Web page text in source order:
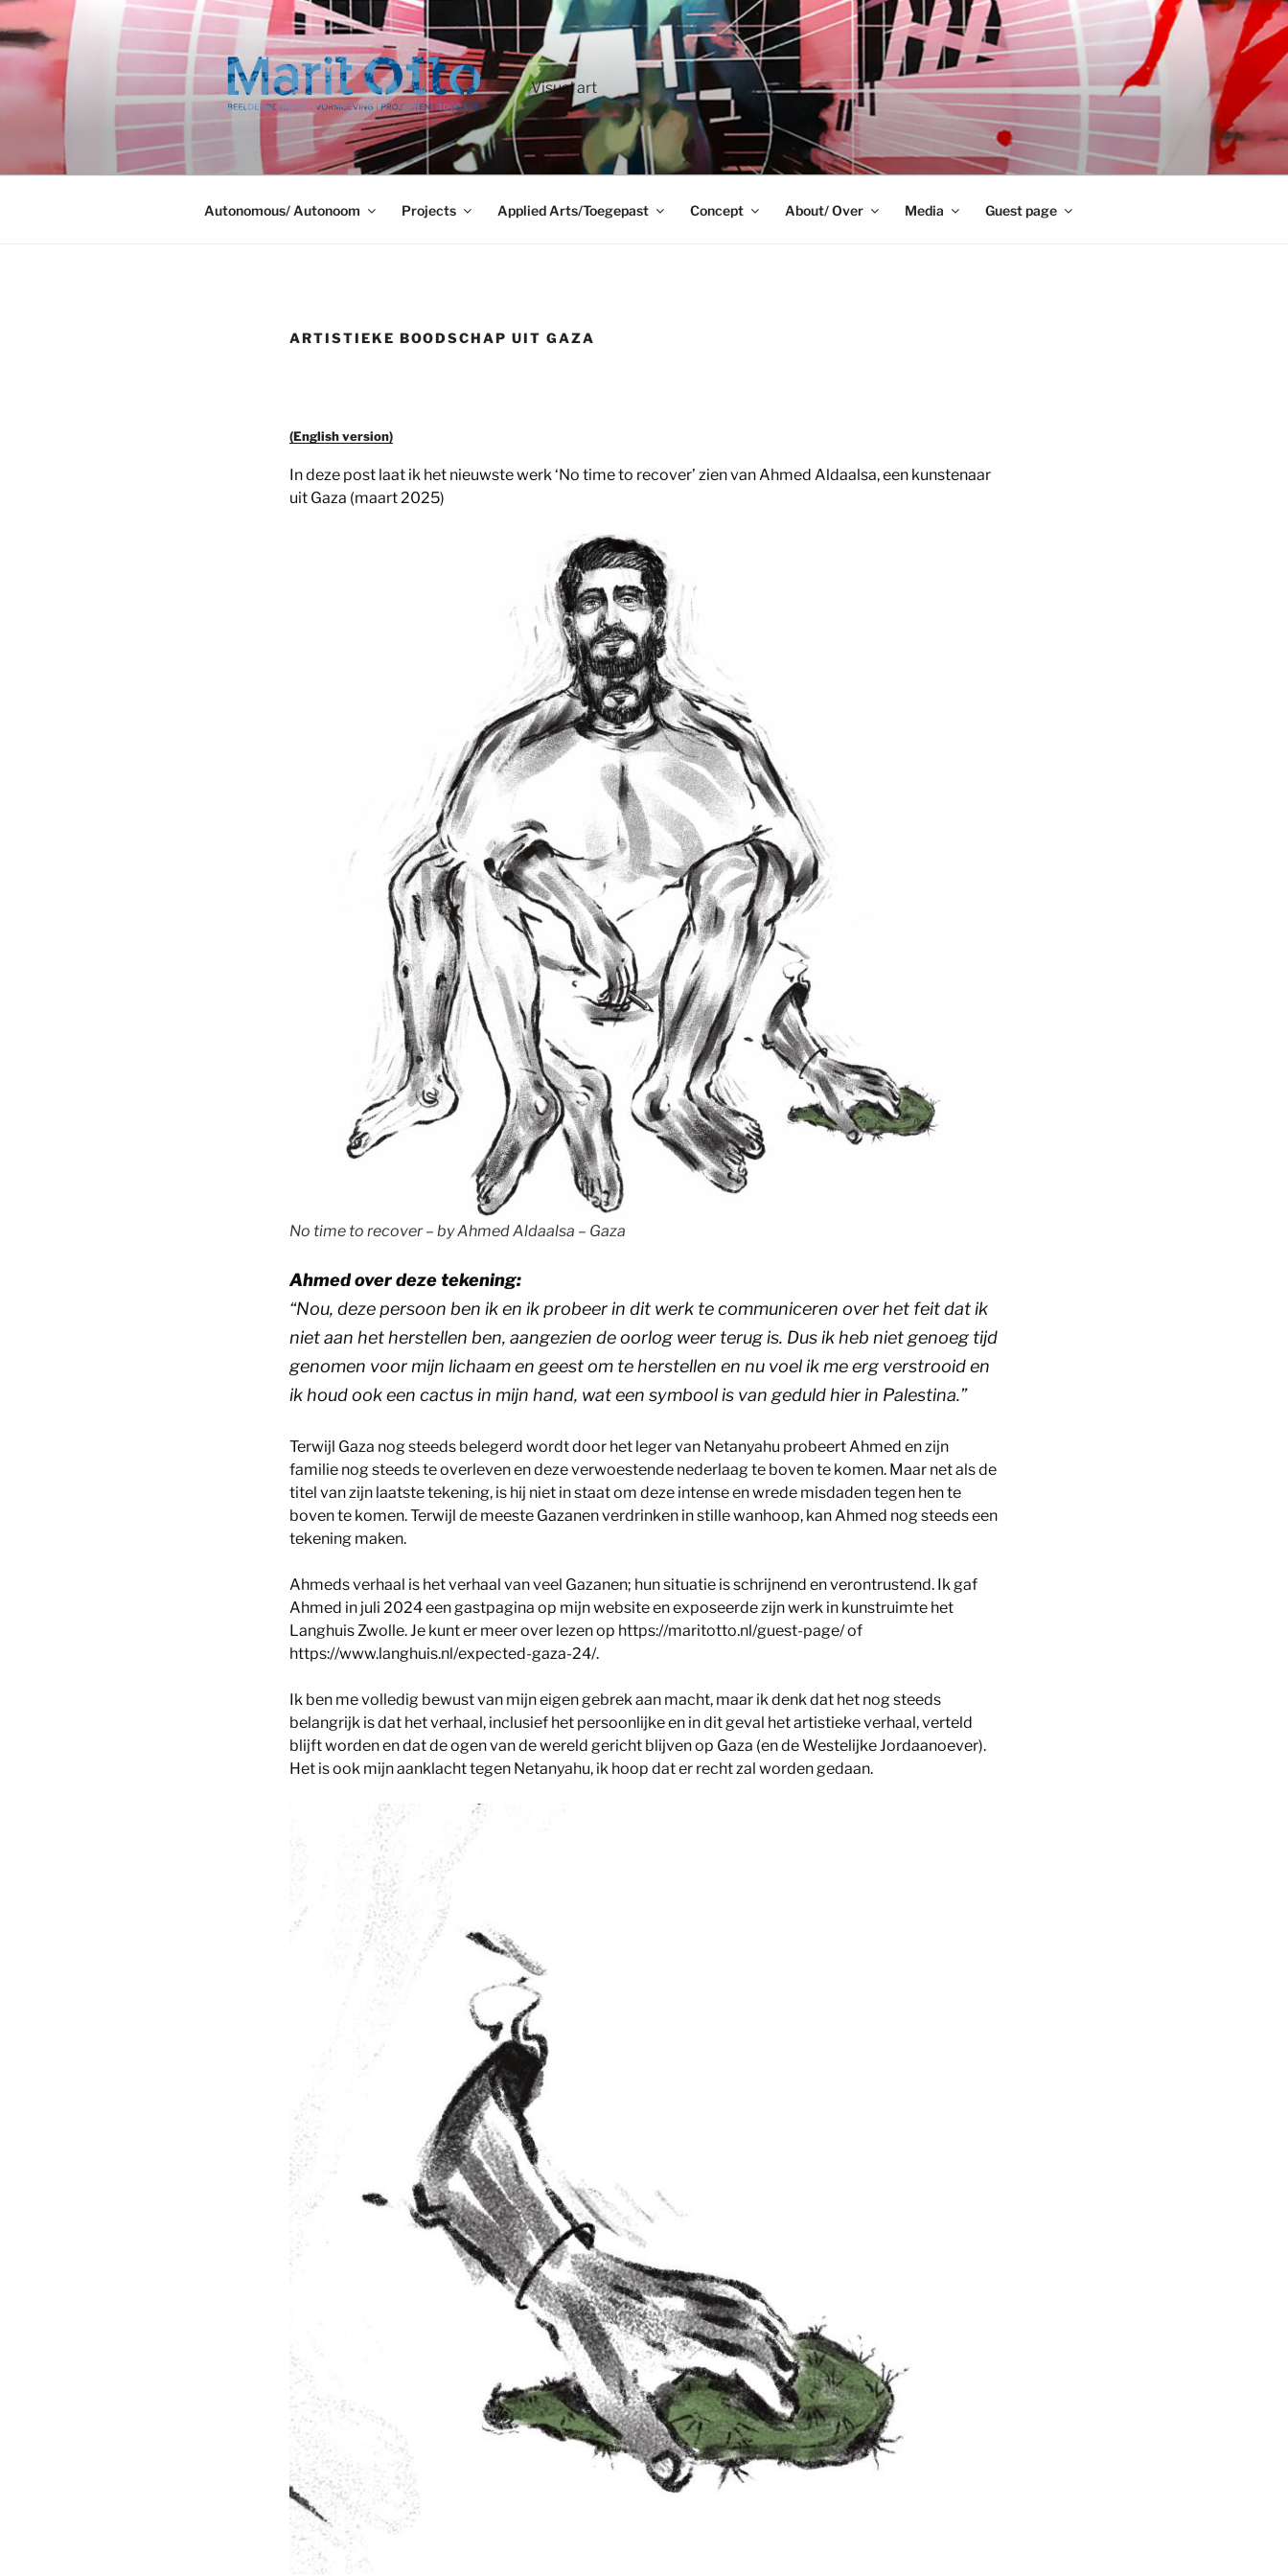
Ga
naar
de
Visual art
Autonomous/ Autonoom Projects Applied Arts/Toegepast Concept About/ Over Media Guest page
ARTISTIEKE BOODSCHAP UIT GAZA
(English version)
In deze post laat ik het nieuwste werk ‘No time to recover’ zien van Ahmed Aldaalsa, een kunstenaar
uit Gaza (maart 2025)
No time to recover – by Ahmed Aldaalsa – Gaza
Ahmed over deze tekening:
“Nou, deze persoon ben ik en ik probeer in dit werk te communiceren over het feit dat ik
niet aan het herstellen ben, aangezien de oorlog weer terug is. Dus ik heb niet genoeg tijd
genomen voor mijn lichaam en geest om te herstellen en nu voel ik me erg verstrooid en
ik houd ook een cactus in mijn hand, wat een symbool is van geduld hier in Palestina.”
Terwijl Gaza nog steeds belegerd wordt door het leger van Netanyahu probeert Ahmed en zijn
familie nog steeds te overleven en deze verwoestende nederlaag te boven te komen. Maar net als de
titel van zijn laatste tekening, is hij niet in staat om deze intense en wrede misdaden tegen hen te
boven te komen. Terwijl de meeste Gazanen verdrinken in stille wanhoop, kan Ahmed nog steeds een
tekening maken.
Ahmeds verhaal is het verhaal van veel Gazanen; hun situatie is schrijnend en verontrustend. Ik gaf
Ahmed in juli 2024 een gastpagina op mijn website en exposeerde zijn werk in kunstruimte het
Langhuis Zwolle. Je kunt er meer over lezen op https://maritotto.nl/guest-page/ of
https://www.langhuis.nl/expected-gaza-24/.
Ik ben me volledig bewust van mijn eigen gebrek aan macht, maar ik denk dat het nog steeds
belangrijk is dat het verhaal, inclusief het persoonlijke en in dit geval het artistieke verhaal, verteld
blijft worden en dat de ogen van de wereld gericht blijven op Gaza (en de Westelijke Jordaanoever).
Het is ook mijn aanklacht tegen Netanyahu, ik hoop dat er recht zal worden gedaan.